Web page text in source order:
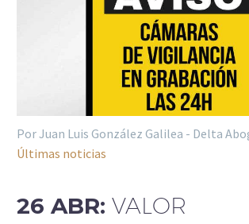
Por Juan Luis González Galilea - Delta
Últimas noticias
26 ABR: VALOR